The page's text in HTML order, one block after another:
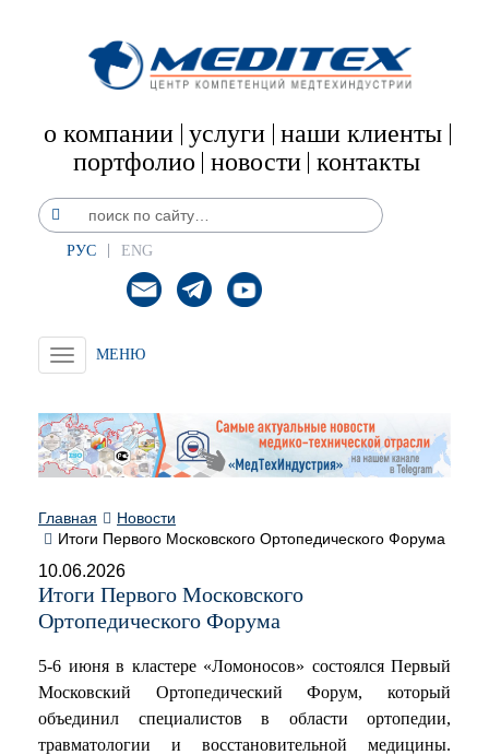
о компании услуги наши клиенты
портфолио новости контакты
РУС ENG
Toggle
navigation
Главная
Новости
Итоги Первого Московского Ортопедического Форума
10.06.2026
Итоги Первого Московского
Ортопедического Форума
5-6 июня в кластере «Ломоносов» состоялся Первый
Московский Ортопедический Форум, который
объединил специалистов в области ортопедии,
травматологии и восстановительной медицины.